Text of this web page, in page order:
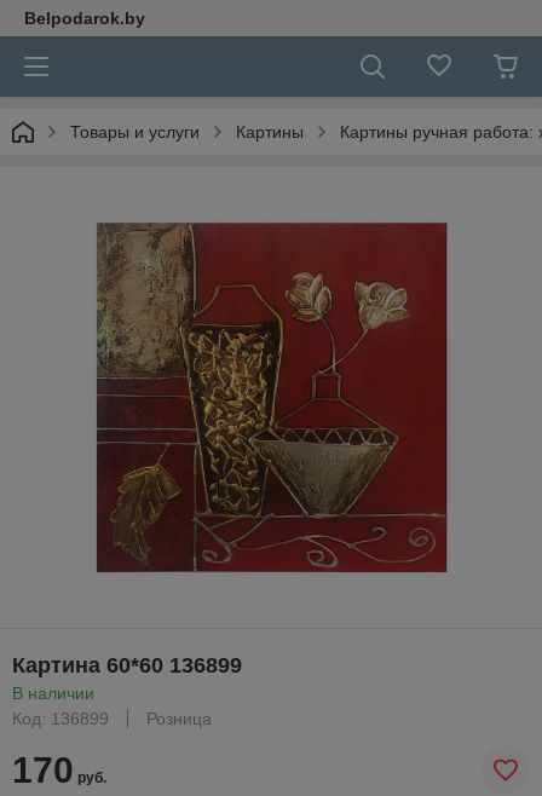
Belpodarok.by
Товары и услуги Картины Картины ручная работа:
Картина 60*60 136899
В наличии
Код: 136899
Розница
170 руб.